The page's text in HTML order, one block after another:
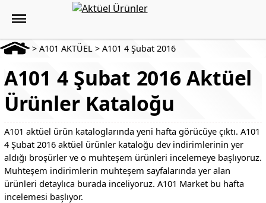
> A101 AKTÜEL > A101 4 Şubat 2016
A101 4 Şubat 2016 Aktüel
Ürünler Kataloğu
A101 aktüel ürün kataloglarında yeni hafta görücüye çıktı. A101
4 Şubat 2016 aktüel ürünler kataloğu dev indirimlerinin yer
aldığı broşürler ve o muhteşem ürünleri incelemeye başlıyoruz.
Muhteşem indirimlerin muhteşem sayfalarında yer alan
ürünleri detaylıca burada inceliyoruz. A101 Market bu hafta
incelemesi başlıyor.